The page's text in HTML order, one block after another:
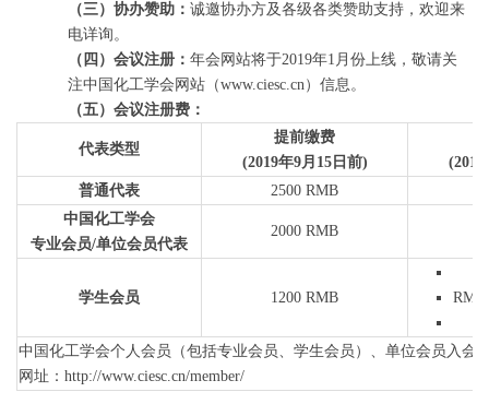
（三）协办赞助：诚邀协办方及各级各类赞助支持，欢迎来
电详询。
（四）会议注册：年会网站将于2019年1月份上线，敬请关
注中国化工学会网站（www.ciesc.cn）信息。
（五）会议注册费：
代表类型
提前缴费
(2019年9月15日前)
普通代表
2500 RMB
中国化工学会
专业会员/单位会员代表
2000 RMB
学生会员 1200 RMB RMB
中国化工学会个人会员（包括专业会员、学生会员）、单位会员入会
网址：http://www.ciesc.cn/member/